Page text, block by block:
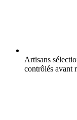
Artisans
contrôlés avant